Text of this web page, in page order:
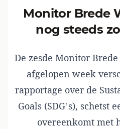
Monitor Brede Welvaart 2023:
nog steeds
De zesde Monitor
afgelopen week
rapportage over de
Goals (SDG’s),
overeenkomt met